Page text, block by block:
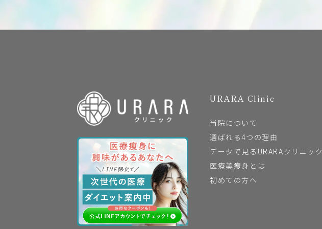
URARA Clinic
当院について
選ばれる4つの理由
データで見るURARAクリニック
医療美痩身とは
初めての方へ